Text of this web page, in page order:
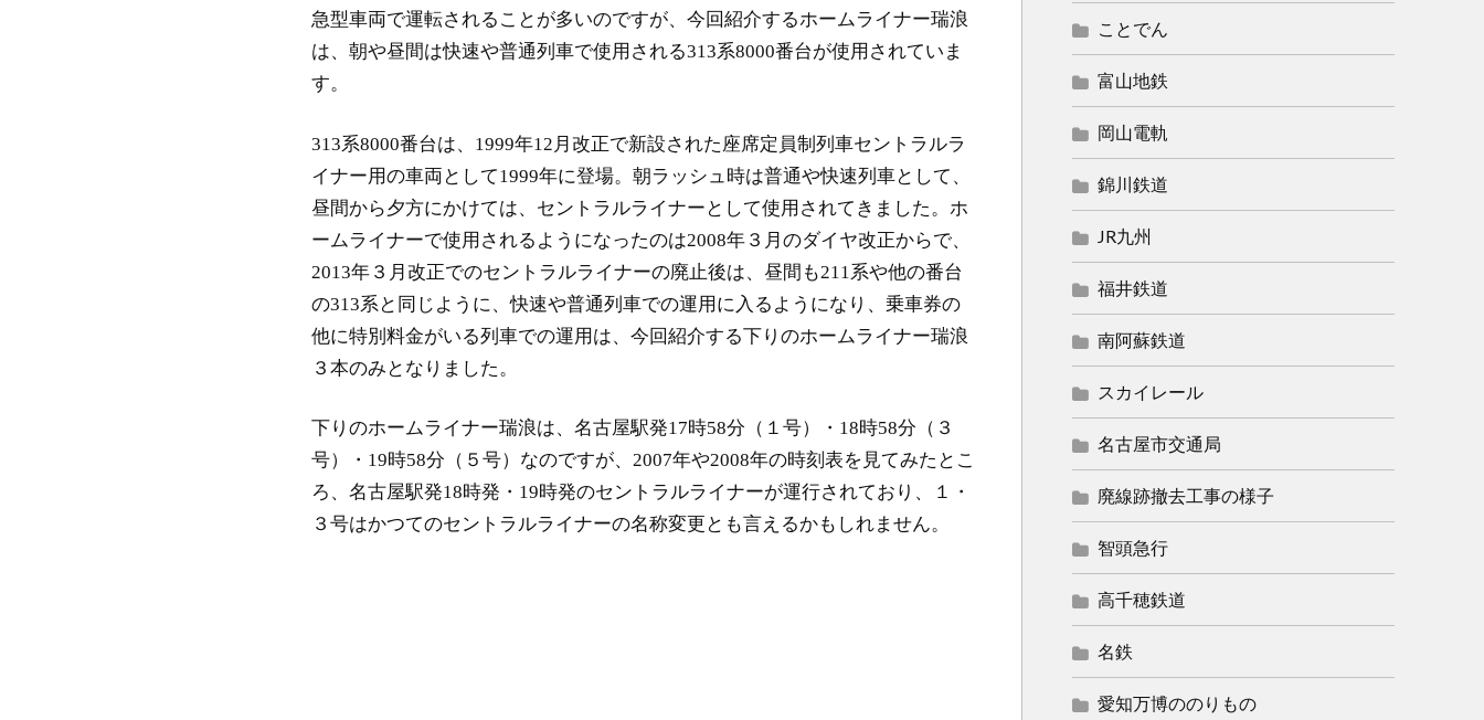
急型車両で運転されることが多いのですが、今回紹介するホームライナー瑞浪
は、朝や昼間は快速や普通列車で使用される313系8000番台が使用されていま
す。
313系8000番台は、1999年12月改正で新設された座席定員制列車セントラルラ
イナー用の車両として1999年に登場。朝ラッシュ時は普通や快速列車として、
昼間から夕方にかけては、セントラルライナーとして使用されてきました。ホ
ームライナーで使用されるようになったのは2008年３月のダイヤ改正からで、
2013年３月改正でのセントラルライナーの廃止後は、昼間も211系や他の番台
の313系と同じように、快速や普通列車での運用に入るようになり、乗車券の
他に特別料金がいる列車での運用は、今回紹介する下りのホームライナー瑞浪
３本のみとなりました。
下りのホームライナー瑞浪は、名古屋駅発17時58分（１号）・18時58分（３
号）・19時58分（５号）なのですが、2007年や2008年の時刻表を見てみたとこ
ろ、名古屋駅発18時発・19時発のセントラルライナーが運行されており、１・
３号はかつてのセントラルライナーの名称変更とも言えるかもしれません。
ことでん
富山地鉄
岡山電軌
錦川鉄道
JR九州
福井鉄道
南阿蘇鉄道
スカイレール
名古屋市交通局
廃線跡撤去工事の様子
智頭急行
高千穂鉄道
名鉄
愛知万博ののりもの